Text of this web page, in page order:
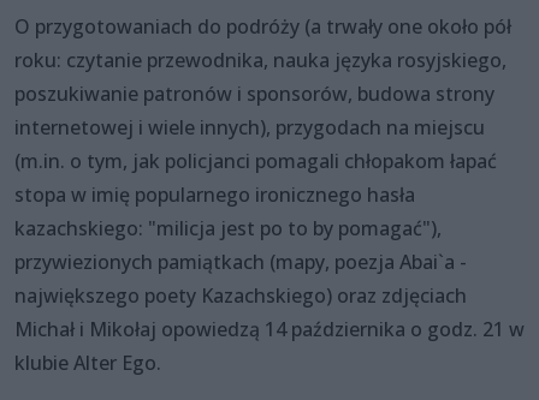
O przygotowaniach do podróży (a trwały one około pół
roku: czytanie przewodnika, nauka języka rosyjskiego,
poszukiwanie patronów i sponsorów, budowa strony
internetowej i wiele innych), przygodach na miejscu
(m.in. o tym, jak policjanci pomagali chłopakom łapać
stopa w imię popularnego ironicznego hasła
kazachskiego: "milicja jest po to by pomagać"),
przywiezionych pamiątkach (mapy, poezja Abai`a -
największego poety Kazachskiego) oraz zdjęciach
Michał i Mikołaj opowiedzą 14 października o godz. 21 w
klubie Alter Ego.